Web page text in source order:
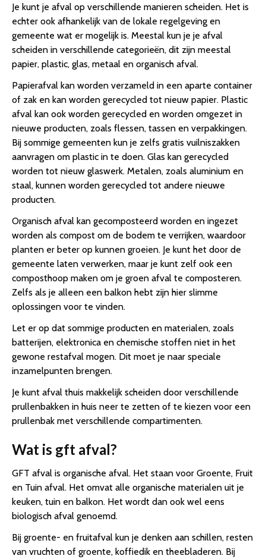
Je kunt je afval op verschillende manieren scheiden. Het is
echter ook afhankelijk van de lokale regelgeving en
gemeente wat er mogelijk is. Meestal kun je je afval
scheiden in verschillende categorieën, dit zijn meestal
papier, plastic, glas, metaal en organisch afval.
Papierafval kan worden verzameld in een aparte container
of zak en kan worden gerecycled tot nieuw papier. Plastic
afval kan ook worden gerecycled en worden omgezet in
nieuwe producten, zoals flessen, tassen en verpakkingen.
Bij sommige gemeenten kun je zelfs gratis vuilniszakken
aanvragen om plastic in te doen. Glas kan gerecycled
worden tot nieuw glaswerk. Metalen, zoals aluminium en
staal, kunnen worden gerecycled tot andere nieuwe
producten.
Organisch afval kan gecomposteerd worden en ingezet
worden als compost om de bodem te verrijken, waardoor
planten er beter op kunnen groeien. Je kunt het door de
gemeente laten verwerken, maar je kunt zelf ook een
composthoop maken om je groen afval te composteren.
Zelfs als je alleen een balkon hebt zijn hier slimme
oplossingen voor te vinden.
Let er op dat sommige producten en materialen, zoals
batterijen, elektronica en chemische stoffen niet in het
gewone restafval mogen. Dit moet je naar speciale
inzamelpunten brengen.
Je kunt afval thuis makkelijk scheiden door verschillende
prullenbakken in huis neer te zetten of te kiezen voor een
prullenbak met verschillende compartimenten.
Wat is gft afval?
GFT afval is organische afval. Het staan voor Groente, Fruit
en Tuin afval. Het omvat alle organische materialen uit je
keuken, tuin en balkon. Het wordt dan ook wel eens
biologisch afval genoemd.
Bij groente- en fruitafval kun je denken aan schillen, resten
van vruchten of groente, koffiedik en theebladeren. Bij